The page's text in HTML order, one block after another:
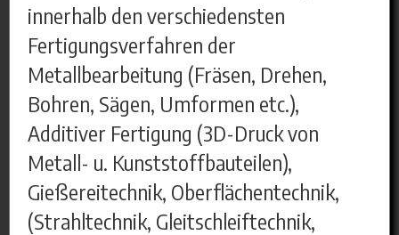
innerhalb den verschiedensten
Fertigungsverfahren der
Metallbearbeitung (Fräsen, Drehen,
Bohren, Sägen, Umformen etc.),
Additiver Fertigung (3D-Druck von
Metall- u. Kunststoffbauteilen),
Gießereitechnik, Oberflächentechnik,
(Strahltechnik, Gleitschleiftechnik,